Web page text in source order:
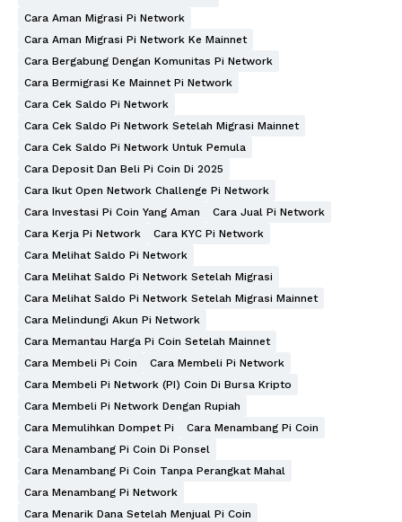
Cara Aman Migrasi Pi Network
Cara Aman Migrasi Pi Network Ke Mainnet
Cara Bergabung Dengan Komunitas Pi Network
Cara Bermigrasi Ke Mainnet Pi Network
Cara Cek Saldo Pi Network
Cara Cek Saldo Pi Network Setelah Migrasi Mainnet
Cara Cek Saldo Pi Network Untuk Pemula
Cara Deposit Dan Beli Pi Coin Di 2025
Cara Ikut Open Network Challenge Pi Network
Cara Investasi Pi Coin Yang Aman
Cara Jual Pi Network
Cara Kerja Pi Network
Cara KYC Pi Network
Cara Melihat Saldo Pi Network
Cara Melihat Saldo Pi Network Setelah Migrasi
Cara Melihat Saldo Pi Network Setelah Migrasi Mainnet
Cara Melindungi Akun Pi Network
Cara Memantau Harga Pi Coin Setelah Mainnet
Cara Membeli Pi Coin
Cara Membeli Pi Network
Cara Membeli Pi Network (PI) Coin Di Bursa Kripto
Cara Membeli Pi Network Dengan Rupiah
Cara Memulihkan Dompet Pi
Cara Menambang Pi Coin
Cara Menambang Pi Coin Di Ponsel
Cara Menambang Pi Coin Tanpa Perangkat Mahal
Cara Menambang Pi Network
Cara Menarik Dana Setelah Menjual Pi Coin